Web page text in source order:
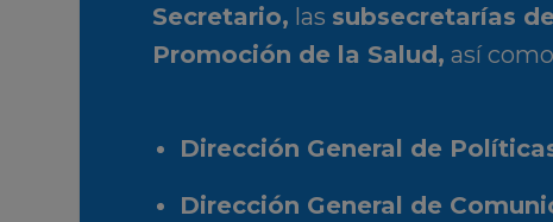
Secretario, las subsecretarías
Promoción de la Salud, así
Dirección General de
Dirección General de